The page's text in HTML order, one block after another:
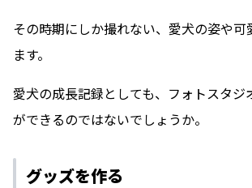
その時期にしか撮れない、愛犬の姿や可
ます。
愛犬の成長記録としても、フォトスタジ
ができるのではないでしょうか。
グッズを作る